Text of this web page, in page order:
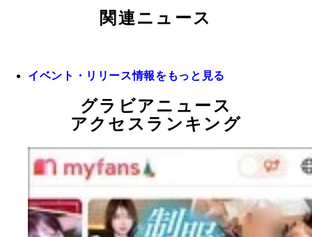
関連ニュース
イベント・リリース情報をもっと見る
グラビアニュース
アクセスランキング